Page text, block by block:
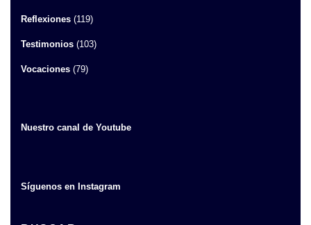
Reflexiones (119)
Testimonios (103)
Vocaciones (79)
Nuestro canal de Youtube
Síguenos en Instagram